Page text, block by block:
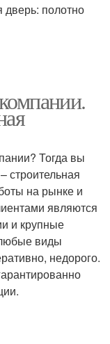
дверь: полотно
Тогда вы
строительная
на рынке и
являются
и крупные
виды
недорого.